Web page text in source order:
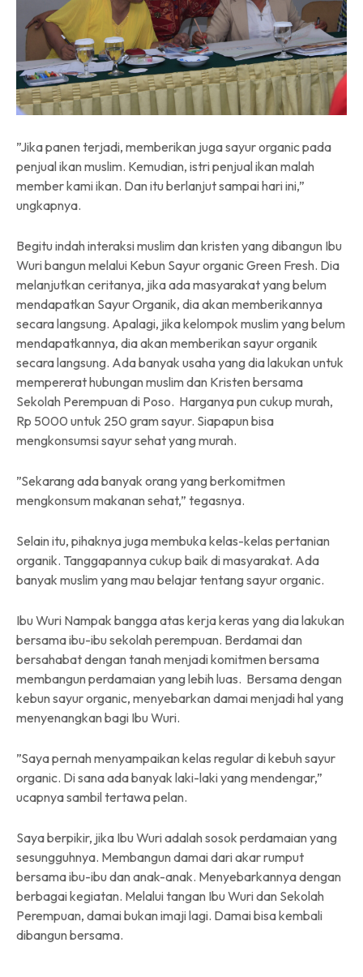
”Jika panen terjadi, memberikan juga sayur organic pada
penjual ikan muslim. Kemudian, istri penjual ikan malah
member kami ikan. Dan itu berlanjut sampai hari ini,”
ungkapnya.
Begitu indah interaksi muslim dan kristen yang dibangun Ibu
Wuri bangun melalui Kebun Sayur organic Green Fresh. Dia
melanjutkan ceritanya, jika ada masyarakat yang belum
mendapatkan Sayur Organik, dia akan memberikannya
secara langsung. Apalagi, jika kelompok muslim yang belum
mendapatkannya, dia akan memberikan sayur organik
secara langsung. Ada banyak usaha yang dia lakukan untuk
mempererat hubungan muslim dan Kristen bersama
Sekolah Perempuan di Poso. Harganya pun cukup murah,
Rp 5000 untuk 250 gram sayur. Siapapun bisa
mengkonsumsi sayur sehat yang murah.
”Sekarang ada banyak orang yang berkomitmen
mengkonsum makanan sehat,” tegasnya.
Selain itu, pihaknya juga membuka kelas-kelas pertanian
organik. Tanggapannya cukup baik di masyarakat. Ada
banyak muslim yang mau belajar tentang sayur organic.
Ibu Wuri Nampak bangga atas kerja keras yang dia lakukan
bersama ibu-ibu sekolah perempuan. Berdamai dan
bersahabat dengan tanah menjadi komitmen bersama
membangun perdamaian yang lebih luas. Bersama dengan
kebun sayur organic, menyebarkan damai menjadi hal yang
menyenangkan bagi Ibu Wuri.
”Saya pernah menyampaikan kelas regular di kebuh sayur
organic. Di sana ada banyak laki-laki yang mendengar,”
ucapnya sambil tertawa pelan.
Saya berpikir, jika Ibu Wuri adalah sosok perdamaian yang
sesungguhnya. Membangun damai dari akar rumput
bersama ibu-ibu dan anak-anak. Menyebarkannya dengan
berbagai kegiatan. Melalui tangan Ibu Wuri dan Sekolah
Perempuan, damai bukan imaji lagi. Damai bisa kembali
dibangun bersama.